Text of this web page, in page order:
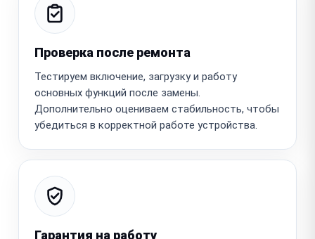
Проверка после ремонта
Тестируем включение, загрузку и работу
основных функций после замены.
Дополнительно оцениваем стабильность, чтобы
убедиться в корректной работе устройства.
Гарантия на работу